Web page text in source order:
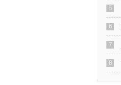
5
6
7
8